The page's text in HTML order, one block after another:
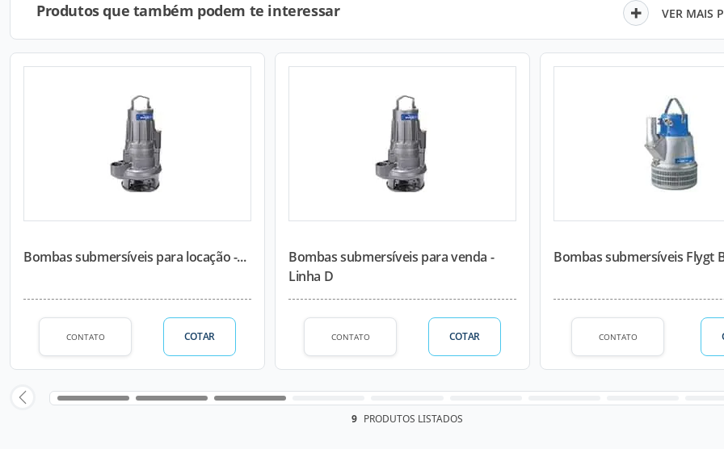
Produtos que também podem te interessar VER MAIS
Bombas submersíveis para locação -...
CONTATO COTAR
Bombas submersíveis para venda -
Linha D
CONTATO COTAR
Bombas submersíveis Flygt
CONTATO
9 PRODUTOS LISTADOS